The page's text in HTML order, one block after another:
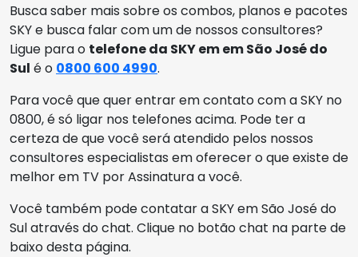
Busca saber mais sobre os combos, planos e pacotes
SKY e busca falar com um de nossos consultores?
Ligue para o telefone da SKY em em São José do
Sul é o 0800 600 4990.
Para você que quer entrar em contato com a SKY no
0800, é só ligar nos telefones acima. Pode ter a
certeza de que você será atendido pelos nossos
consultores especialistas em oferecer o que existe de
melhor em TV por Assinatura a você.
Você também pode contatar a SKY em São José do
Sul através do chat. Clique no botão chat na parte de
baixo desta página.